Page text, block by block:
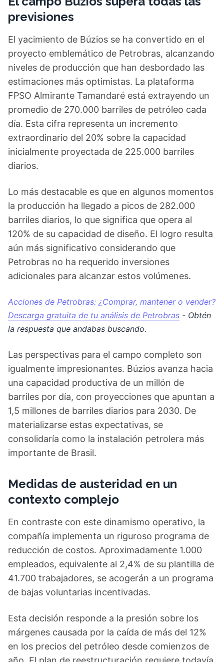
previsiones
El yacimiento de Búzios se ha convertido en el
proyecto emblemático de Petrobras, alcanzando
niveles de producción que han desbordado las
estimaciones más optimistas. La plataforma
FPSO Almirante Tamandaré está extrayendo un
promedio de 270.000 barriles de petróleo cada
día. Esta cifra representa un incremento
extraordinario del 20% sobre la capacidad
inicialmente proyectada de 225.000 barriles
diarios.
Lo más destacable es que en algunos momentos
la producción ha llegado a picos de 282.000
barriles diarios, lo que significa que opera al
120% de su capacidad de diseño. El logro resulta
aún más significativo considerando que
Petrobras no ha requerido inversiones
adicionales para alcanzar estos volúmenes.
Acciones de Petrobras: ¿Comprar, mantener o vender?
Descarga gratuita de tu análisis de Petrobras - Obtén
la respuesta que andabas buscando.
Las perspectivas para el campo completo son
igualmente impresionantes. Búzios avanza hacia
una capacidad productiva de un millón de
barriles por día, con proyecciones que apuntan a
1,5 millones de barriles diarios para 2030. De
materializarse estas expectativas, se
consolidaría como la instalación petrolera más
importante de Brasil.
Medidas de austeridad en un
contexto complejo
En contraste con este dinamismo operativo, la
compañía implementa un riguroso programa de
reducción de costos. Aproximadamente 1.000
empleados, equivalente al 2,4% de su plantilla de
41.700 trabajadores, se acogerán a un programa
de bajas voluntarias incentivadas.
Esta decisión responde a la presión sobre los
márgenes causada por la caída de más del 12%
en los precios del petróleo desde comienzos de